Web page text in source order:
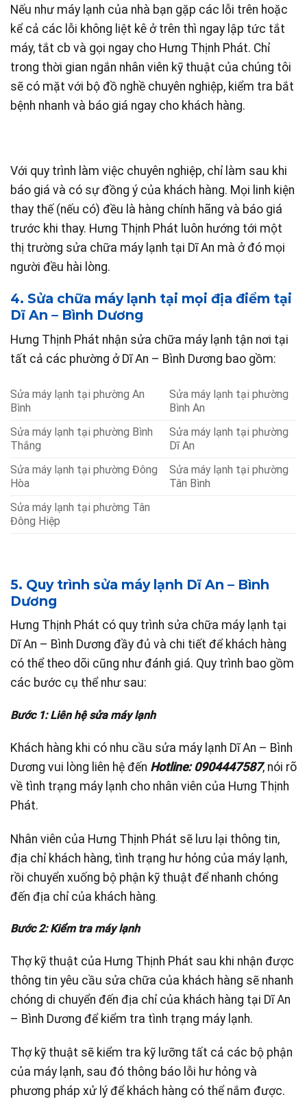
Nếu như máy lạnh của nhà bạn gặp các lỗi trên hoặc
kể cả các lỗi không liệt kê ở trên thì ngay lập tức tắt
máy, tắt cb và gọi ngay cho Hưng Thịnh Phát. Chỉ
trong thời gian ngắn nhân viên kỹ thuật của chúng tôi
sẽ có mặt với bộ đồ nghề chuyên nghiệp, kiểm tra bắt
bệnh nhanh và báo giá ngay cho khách hàng.
Với quy trình làm việc chuyên nghiệp, chỉ làm sau khi
báo giá và có sự đồng ý của khách hàng. Mọi linh kiện
thay thế (nếu có) đều là hàng chính hãng và báo giá
trước khi thay. Hưng Thịnh Phát luôn hướng tới một
thị trường sửa chữa máy lạnh tại Dĩ An mà ở đó mọi
người đều hài lòng.
4. Sửa chữa máy lạnh tại mọi địa điểm tại
Dĩ An – Bình Dương
Hưng Thịnh Phát nhận sửa chữa máy lạnh tận nơi tại
tất cả các phường ở Dĩ An – Bình Dương bao gồm:
Sửa máy lạnh tại phường An
Bình
Sửa máy lạnh tại phường
Bình An
Sửa máy lạnh tại phường Bình
Thắng
Sửa máy lạnh tại phường
Dĩ An
Sửa máy lạnh tại phường Đông
Hòa
Sửa máy lạnh tại phường
Tân Bình
Sửa máy lạnh tại phường Tân
Đông Hiệp
5. Quy trình sửa máy lạnh Dĩ An – Bình
Dương
Hưng Thịnh Phát có quy trình sửa chữa máy lạnh tại
Dĩ An – Bình Dương đầy đủ và chi tiết để khách hàng
có thể theo dõi cũng như đánh giá. Quy trình bao gồm
các bước cụ thể như sau:
Bước 1: Liên hệ sửa máy lạnh
Khách hàng khi có nhu cầu sửa máy lạnh Dĩ An – Bình
Dương vui lòng liên hệ đến Hotline: 0904447587, nói rõ
về tình trạng máy lạnh cho nhân viên của Hưng Thịnh
Phát.
Nhân viên của Hưng Thịnh Phát sẽ lưu lại thông tin,
địa chỉ khách hàng, tình trạng hư hỏng của máy lạnh,
rồi chuyển xuống bộ phận kỹ thuật để nhanh chóng
đến địa chỉ của khách hàng.
Bước 2: Kiểm tra máy lạnh
Thợ kỹ thuật của Hưng Thịnh Phát sau khi nhận được
thông tin yêu cầu sửa chữa của khách hàng sẽ nhanh
chóng di chuyển đến địa chỉ của khách hàng tại Dĩ An
– Bình Dương để kiểm tra tình trạng máy lạnh.
Thợ kỹ thuật sẽ kiểm tra kỹ lưỡng tất cả các bộ phận
của máy lạnh, sau đó thông báo lỗi hư hỏng và
phương pháp xử lý để khách hàng có thể nắm được.